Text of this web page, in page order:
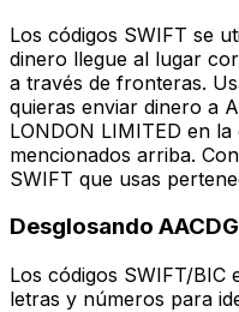
Los códigos SWIFT se
dinero llegue al lugar
a través de fronteras.
quieras enviar dinero a
LONDON LIMITED en
mencionados arriba.
SWIFT que usas
Desglosando
Los códigos SWIFT/BIC
letras y números para